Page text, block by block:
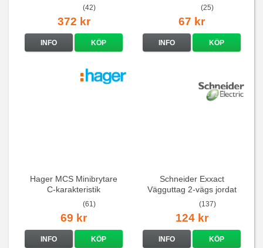
(42)
372 kr
INFO KÖP
(25)
67 kr
INFO KÖP
Hager MCS Minibrytare
C-karakteristik
QuickConnect
(61)
69 kr
INFO KÖP
Schneider Exxact
Vägguttag 2-vägs jordat
Vit standarduttag
(137)
124 kr
INFO KÖP